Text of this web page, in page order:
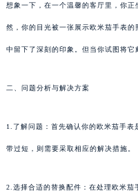
想象一下，在一个温馨的客厅里，你
然，你的目光被一张展示欧米茄手表
中留下了深刻的印象。但当你试图将它
二、问题分析与解决方案
1.了解问题：首先确认你的欧米茄手
带过短，则需要采取相应的解决措施。
2.选择合适的替换配件：在处理欧米茄